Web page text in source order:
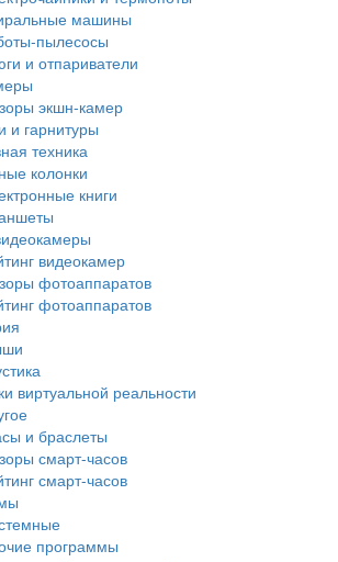
машины
пылесосы
и отпариватели
экшн-камер
и гарнитуры
техника
колонки
книги
видеокамер
фотоаппаратов
фотоаппаратов
виртуальной реальности
и браслеты
смарт-часов
смарт-часов
программы